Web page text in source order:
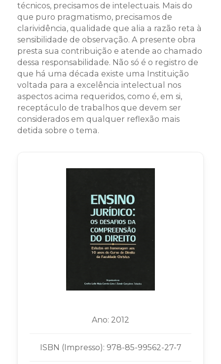
técnicos, precisamos de intelectuais. Mais do
que puro pragmatismo, precisamos de
clarividência, qualidade que alia a razão reta à
sensibilidade de observação. A presente obra
presta sua contribuição e atende ao chamado
dessa responsabilidade. Não só é o registro de
que há uma década existe uma Instituição
voltada para a excelência intelectual nos
aspectos acima requeridos, como é, em si,
receptáculo de trabalhos que devem ser
considerados em qualquer reflexão mais
detida sobre o tema.
Ano: 2012
ISBN (Impresso): 978-85-99562-27-7